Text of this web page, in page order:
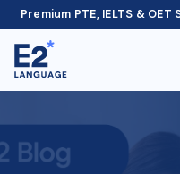
Premium PTE, IELTS &